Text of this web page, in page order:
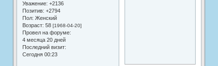
Уважение: +2136
Позитив: +2794
Пол: Женский
Возраст: 58 [1968-04-20]
Провел на форуме:
4 месяца 20 дней
Последний визит:
Сегодня 00:23